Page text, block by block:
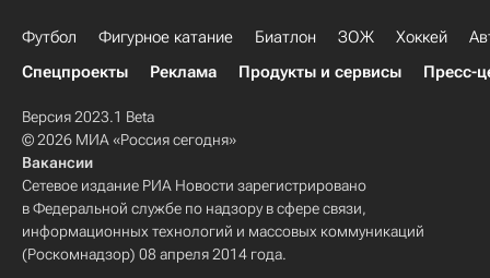
Футбол Фигурное катание Биатлон ЗОЖ Хоккей
Спецпроекты
Реклама Продукты и сервисы Пресс-
Версия 2023.1 Beta
© 2026 МИА «Россия сегодня»
Вакансии
Сетевое издание РИА Новости зарегистрировано
в Федеральной службе по надзору в сфере связи,
информационных технологий и массовых коммуникаций
(Роскомнадзор) 08 апреля 2014 года.